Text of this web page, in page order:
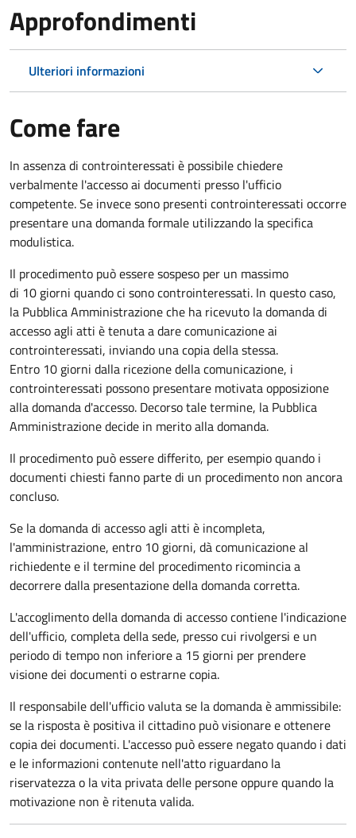
Approfondimenti
Ulteriori informazioni
Come fare
In assenza di controinteressati è possibile chiedere
verbalmente l'accesso ai documenti presso l'ufficio
competente. Se invece sono presenti controinteressati occorre
presentare una domanda formale utilizzando la specifica
modulistica.
Il procedimento può essere sospeso per un massimo
di 10 giorni quando ci sono controinteressati. In questo caso,
la Pubblica Amministrazione che ha ricevuto la domanda di
accesso agli atti è tenuta a dare comunicazione ai
controinteressati, inviando una copia della stessa.
Entro 10 giorni dalla ricezione della comunicazione, i
controinteressati possono presentare motivata opposizione
alla domanda d'accesso. Decorso tale termine, la Pubblica
Amministrazione decide in merito alla domanda.
Il procedimento può essere differito, per esempio quando i
documenti chiesti fanno parte di un procedimento non ancora
concluso.
Se la domanda di accesso agli atti è incompleta,
l'amministrazione, entro 10 giorni, dà comunicazione al
richiedente e il termine del procedimento ricomincia a
decorrere dalla presentazione della domanda corretta.
L'accoglimento della domanda di accesso contiene l'indicazione
dell'ufficio, completa della sede, presso cui rivolgersi e un
periodo di tempo non inferiore a 15 giorni per prendere
visione dei documenti o estrarne copia.
Il responsabile dell'ufficio valuta se la domanda è ammissibile:
se la risposta è positiva il cittadino può visionare e ottenere
copia dei documenti. L'accesso può essere negato quando i dati
e le informazioni contenute nell'atto riguardano la
riservatezza o la vita privata delle persone oppure quando la
motivazione non è ritenuta valida.